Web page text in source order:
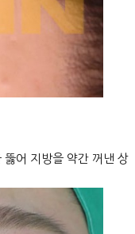
뚫어 지방을 약간 꺼낸 상